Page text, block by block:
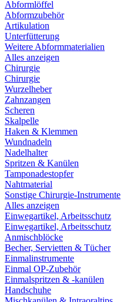
Abformlöffel
Abformzubehör
Artikulation
Unterfütterung
Weitere Abformmaterialien
Alles anzeigen
Chirurgie
Chirurgie
Wurzelheber
Zahnzangen
Scheren
Skalpelle
Haken & Klemmen
Wundnadeln
Nadelhalter
Spritzen & Kanülen
Tamponadestopfer
Nahtmaterial
Sonstige Chirurgie-Instrumente
Alles anzeigen
Einwegartikel, Arbeitsschutz
Einwegartikel, Arbeitsschutz
Anmischblöcke
Becher, Servietten & Tücher
Einmalinstrumente
Einmal OP-Zubehör
Einmalspritzen & -kanülen
Handschuhe